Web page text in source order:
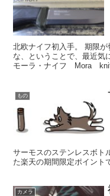
北欧ナイフ初入手。 期限
な、ということで、最近気
モーラ・ナイフ Mora
もの
サーモスのステンレスボト
た楽天の期間限定ポイント
カメラ